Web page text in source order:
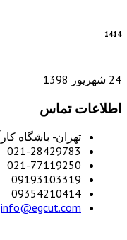
14
14
24 شهریور 1398
اطلاعات تماس
تهران- باشگاه
021-28429783
021-77119250
09193103319
09354210414
info@egcut.com